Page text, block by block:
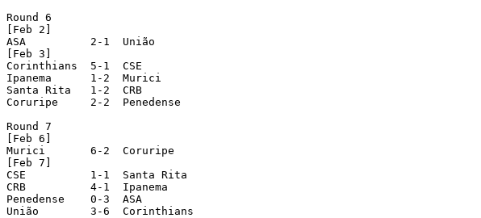
Round 6
[Feb 2]
ASA	     2-1  União
[Feb 3]
Corinthians  5-1  CSE
Ipanema      1-2  Murici
Santa Rita   1-2  CRB
Coruripe     2-2  Penedense
Round 7
[Feb 6]
Murici	     6-2  Coruripe
[Feb 7]
CSE	     1-1  Santa Rita
CRB	     4-1  Ipanema
Penedense    0-3  ASA
União	     3-6  Corinthians